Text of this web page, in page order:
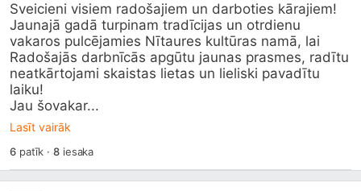
Sveicieni visiem radošajiem un darboties kārajiem!
Jaunajā gadā turpinam tradīcijas un otrdienu
vakaros pulcējamies Nītaures kultūras namā, lai
Radošajās darbnīcās apgūtu jaunas prasmes, radītu
neatkārtojami skaistas lietas un lieliski pavadītu
laiku!
Jau šovakar...
Lasīt vairāk
6patīk ·8iesaka